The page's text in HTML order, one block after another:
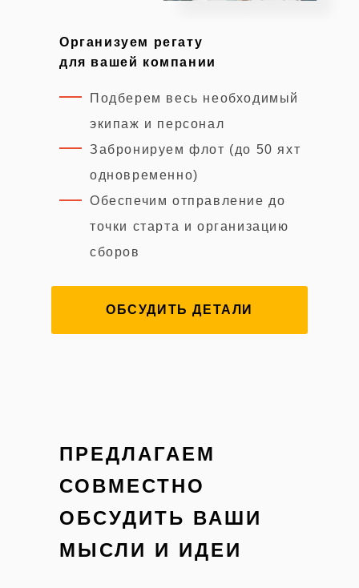
Подберем весь необходимый
экипаж и персонал
Забронируем флот (до 50 яхт
одновременно)
Обеспечим отправление до
точки старта и организацию
сборов
Организуем регату
для вашей компании
ОБСУДИТЬ ДЕТАЛИ
ПРЕДЛАГАЕМ
СОВМЕСТНО
ОБСУДИТЬ ВАШИ
МЫСЛИ И ИДЕИ